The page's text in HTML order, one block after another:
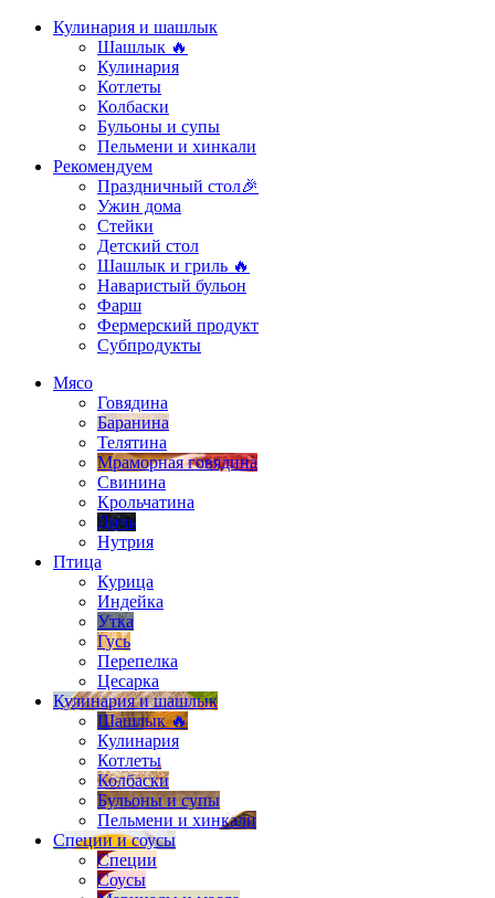
Кулинария и шашлык
Шашлык 🔥
Кулинария
Котлеты
Колбаски
Бульоны и супы
Пельмени и хинкали
Рекомендуем
Праздничный стол🎉
Ужин дома
Стейки
Детский стол
Шашлык и гриль 🔥
Наваристый бульон
Фарш
Фермерский продукт
Субпродукты
Мясо
Говядина
Баранина
Телятина
Мраморная говядина
Свинина
Крольчатина
Дичь
Нутрия
Птица
Курица
Индейка
Утка
Гусь
Перепелка
Цесарка
Кулинария и шашлык
Шашлык 🔥
Кулинария
Котлеты
Колбаски
Бульоны и супы
Пельмени и хинкали
Специи и соусы
Специи
Соусы